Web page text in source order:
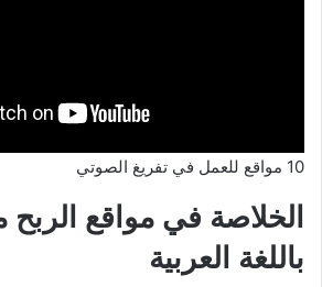
10 مواقع للعمل في تفريغ الصوتي
الخلاصة في مواقع الربح
باللغة العربية